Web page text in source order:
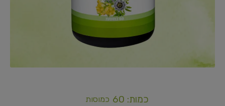
כמות: 60 כמוסות